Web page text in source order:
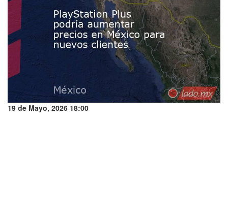
19 de Mayo, 2026 18:00